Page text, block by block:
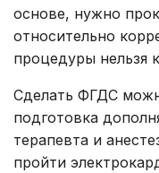
основе, нужно
относительно
процедуры нельзя
Сделать ФГДС
подготовка
терапевта и
пройти